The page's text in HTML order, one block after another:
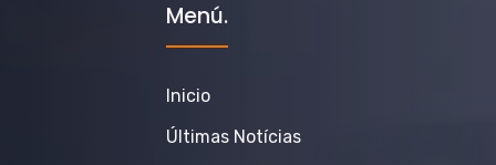
Menú.
Inicio
Últimas Notícias